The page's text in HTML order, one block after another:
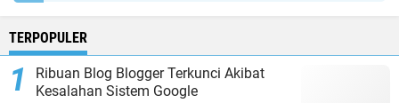
TERPOPULER
Ribuan Blog Blogger Terkunci Akibat
Kesalahan Sistem Google